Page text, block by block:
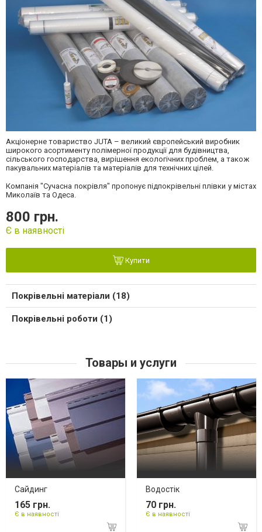
Акціонерне товариство JUTA – великий європейський виробник
широкого асортименту полімерної продукції для будівництва,
сільського господарства, вирішення екологічних проблем, а також
пакувальних матеріалів та матеріалів для технічних цілей.
Компанія "Сучасна покрівля" пропонує підпокрівельні плівки у містах
Миколаїв та Одеса.
800 грн.
Є в наявності
Купити
Покрівельні матеріали (18)
Покрівельні роботи (1)
Товары и услуги
Сайдинг
165 грн.
Є в наявності
Водостік
70 грн.
Є в наявності